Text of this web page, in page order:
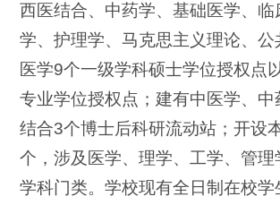
西医结合、中药学、基础医学、临
学、护理学、马克思主义理论、
医学9个一级学科硕士学位授权点
专业学位授权点；建有中医学、中
结合3个博士后科研流动站；开设
个，涉及医学、理学、工学、管理
学科门类。学校现有全日制在校